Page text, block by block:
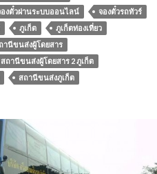
งตั๋วผ่านระบบออนไลน์
จองตั๋วรถทัวร์
ภูเก็ต
ภูเก็ตท่องเที่ยว
านีขนส่งผู้โดยสาร
สถานีขนส่งผู้โดยสาร 2 ภูเก็ต
สถานีขนส่งภูเก็ต